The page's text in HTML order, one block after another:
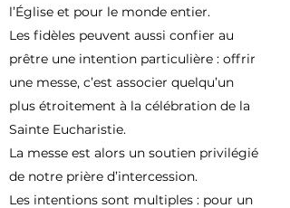
l’Église et pour le monde entier.
Les fidèles peuvent aussi confier au
prêtre une intention particulière : offrir
une messe, c’est associer quelqu’un
plus étroitement à la célébration de la
Sainte Eucharistie.
La messe est alors un soutien privilégié
de notre prière d’intercession.
Les intentions sont multiples : pour un